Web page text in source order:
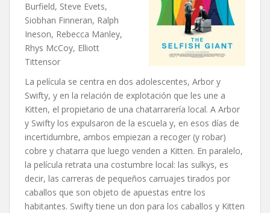
Burfield, Steve Evets,
Siobhan Finneran, Ralph
Ineson, Rebecca Manley,
Rhys McCoy, Elliott
Tittensor
La película se centra en dos adolescentes, Arbor y
Swifty, y en la relación de explotación que les une a
Kitten, el propietario de una chatarrarería local. A Arbor
y Swifty los expulsaron de la escuela y, en esos días de
incertidumbre, ambos empiezan a recoger (y robar)
cobre y chatarra que luego venden a Kitten. En paralelo,
la película retrata una costumbre local: las sulkys, es
decir, las carreras de pequeños carruajes tirados por
caballos que son objeto de apuestas entre los
habitantes. Swifty tiene un don para los caballos y Kitten